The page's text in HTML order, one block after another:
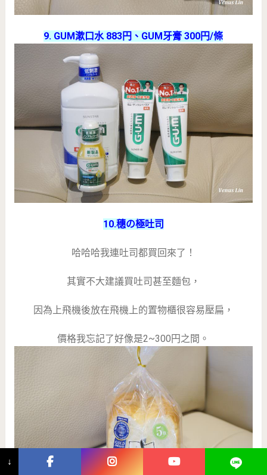
9. GUM漱口水 883円、GUM牙膏 300円/條
10.穗の極吐司
哈哈哈我連吐司都買回來了！
其實不大建議買吐司甚至麵包，
因為上飛機後放在飛機上的置物櫃很容易壓扁，
價格我忘記了好像是2~300円之間。
↓